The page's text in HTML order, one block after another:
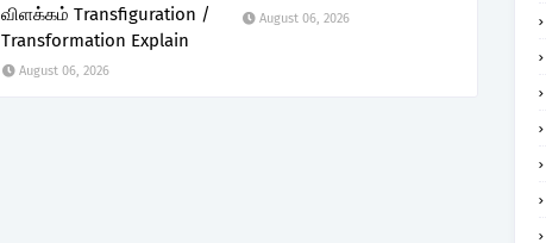
விளக்கம் Transfiguration /
Transformation Explain
August 06, 2026
August 06, 2026